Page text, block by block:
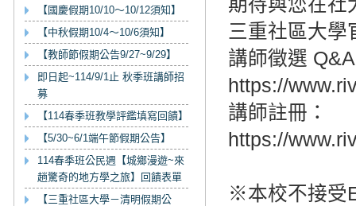
【國慶假期10/10～10/12須知】
【中秋假期10/4～10/6須知】
【教師節假期公告9/27~9/29】
即日起~114/9/1止 秋季班講師招
募
【114春季班教學評鑑填寫回饋】
【5/30~6/1端午節假期公告】
114春季班公民週【城鄉漫遊~來
趟驚奇的地方學之旅】回饋表單
【三重社區大學－清明假期公
期待與您在社
三重社區大學
講師徵選
https://
講師註冊：
https://
※本校不接受